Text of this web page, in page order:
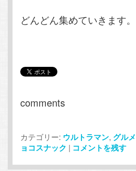
どんどん集めていきます。
comments
カテゴリー: ウルトラマン, グルメ
ョコスナック | コメントを残す